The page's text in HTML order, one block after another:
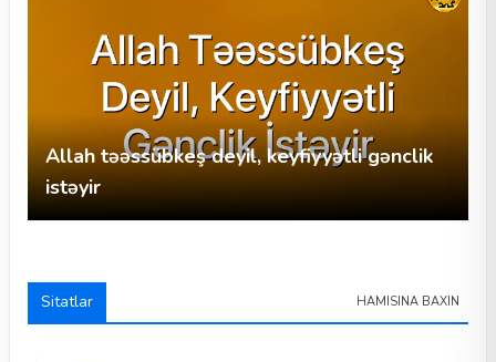
Allah təəssübkeş deyil, keyfiyyətli gənclik
istəyir
Sitatlar HAMISINA BAXIN